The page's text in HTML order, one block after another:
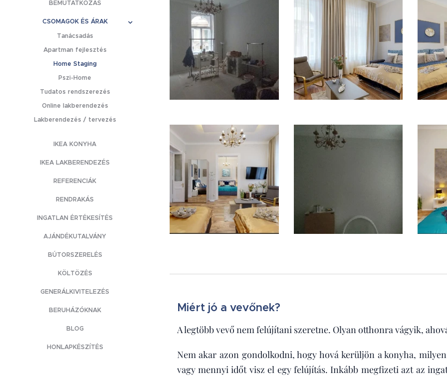
BEMUTATKOZÁS
CSOMAGOK ÉS ÁRAK
Tanácsadás
Apartman fejlesztés
Home Staging
Pszi-Home
Tudatos rendszerezés
Online lakberendezés
Lakberendezés / tervezés
IKEA KONYHA
IKEA LAKBERENDEZÉS
REFERENCIÁK
RENDRAKÁS
INGATLAN ÉRTÉKESÍTÉS
AJÁNDÉKUTALVÁNY
BÚTORSZERELÉS
KÖLTÖZÉS
GENERÁLKIVITELEZÉS
BERUHÁZÓKNAK
BLOG
HONLAPKÉSZÍTÉS
Miért jó a vevőnek?
A legtöbb vevő nem felújítani szeretne. Olyan otthonra vágyik,
Nem akar azon gondolkodni, hogy hová kerüljön a konyha,
vagy mennyi időt visz el egy felújítás. Inkább megfizeti azt az